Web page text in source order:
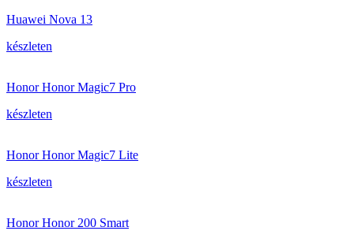
Huawei Nova 13
készleten
Honor Honor Magic7 Pro
készleten
Honor Honor Magic7 Lite
készleten
Honor Honor 200 Smart